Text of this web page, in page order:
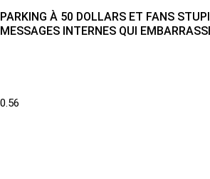
PARKING À 50 DOLLARS ET FANS
MESSAGES INTERNES QUI